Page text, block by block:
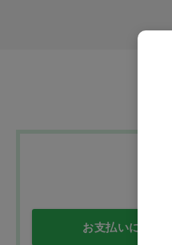
インスツルメント
お支払いについて